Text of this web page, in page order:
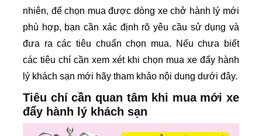
nhiên, để chọn mua được dòng xe chở hành lý mới
phù hợp, bạn cần xác định rõ yêu cầu sử dụng và
đưa ra các tiêu chuẩn chọn mua. Nếu chưa biết
các tiêu chí cần xem xét khi chọn mua xe đẩy hành
lý khách sạn mới hãy tham khảo nội dung dưới đây.
Tiêu chí cần quan tâm khi mua mới xe
đẩy hành lý khách sạn